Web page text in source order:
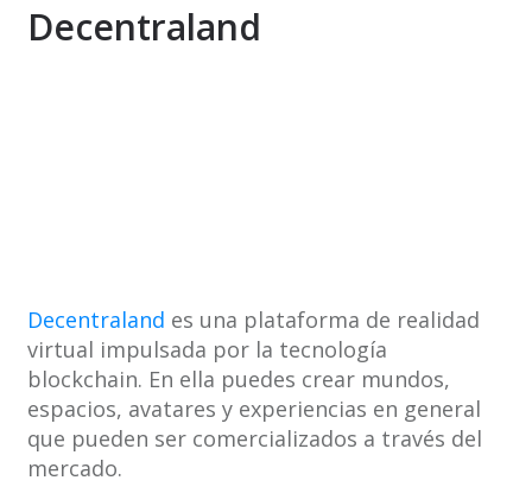
Decentraland
Decentraland es una plataforma de realidad
virtual impulsada por la tecnología
blockchain. En ella puedes crear mundos,
espacios, avatares y experiencias en general
que pueden ser comercializados a través del
mercado.